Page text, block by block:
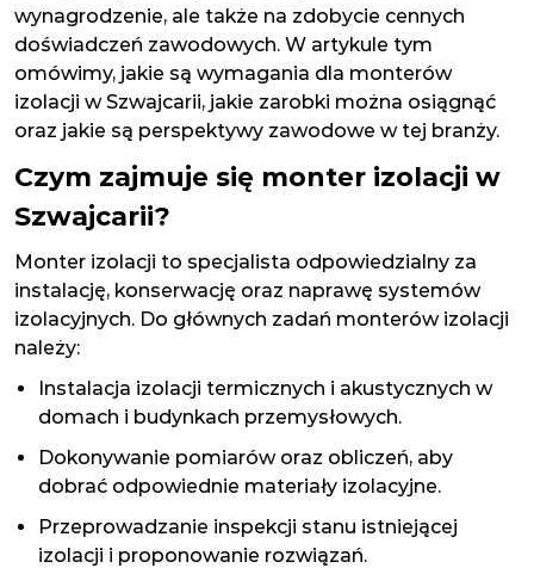
wynagrodzenie, ale także na zdobycie cennych
doświadczeń zawodowych. W artykule tym
omówimy, jakie są wymagania dla monterów
izolacji w Szwajcarii, jakie zarobki można osiągnąć
oraz jakie są perspektywy zawodowe w tej branży.
Czym zajmuje się monter izolacji w
Szwajcarii?
Monter izolacji to specjalista odpowiedzialny za
instalację, konserwację oraz naprawę systemów
izolacyjnych. Do głównych zadań monterów izolacji
należy:
Instalacja izolacji termicznych i akustycznych w
domach i budynkach przemysłowych.
Dokonywanie pomiarów oraz obliczeń, aby
dobrać odpowiednie materiały izolacyjne.
Przeprowadzanie inspekcji stanu istniejącej
izolacji i proponowanie rozwiązań.